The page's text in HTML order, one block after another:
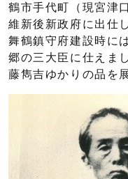
鶴市手代町（現宮津
維新後新政府に出仕
舞鶴鎮守府建設時に
郷の三大臣に仕えま
藤雋吉ゆかりの品を